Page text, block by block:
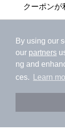
By using our
our partners
ng and
ces.
Learn
クーポンが
今月の新着
特集・ニュース